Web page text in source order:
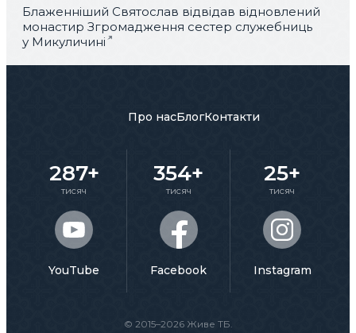
Блаженніший Святослав відвідав відновлений
монастир Згромадження сестер служебниць
у Микуличині
© 2015–2026 Живе ТБ.
Про насБлогКонтакти
287+
тисяч
YouTube
354+
тисяч
Facebook
25+
тисяч
Instagram